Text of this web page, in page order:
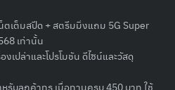
ตเต็มสปีด + สตรีมมิ่งแถม 5G Super
เท่านั้น
เปล่าและโปรโมชัน ดีไซน์และวัสดุ
รับลูกค้าทรู เมื่อทานครบ 450 บาท ใช้